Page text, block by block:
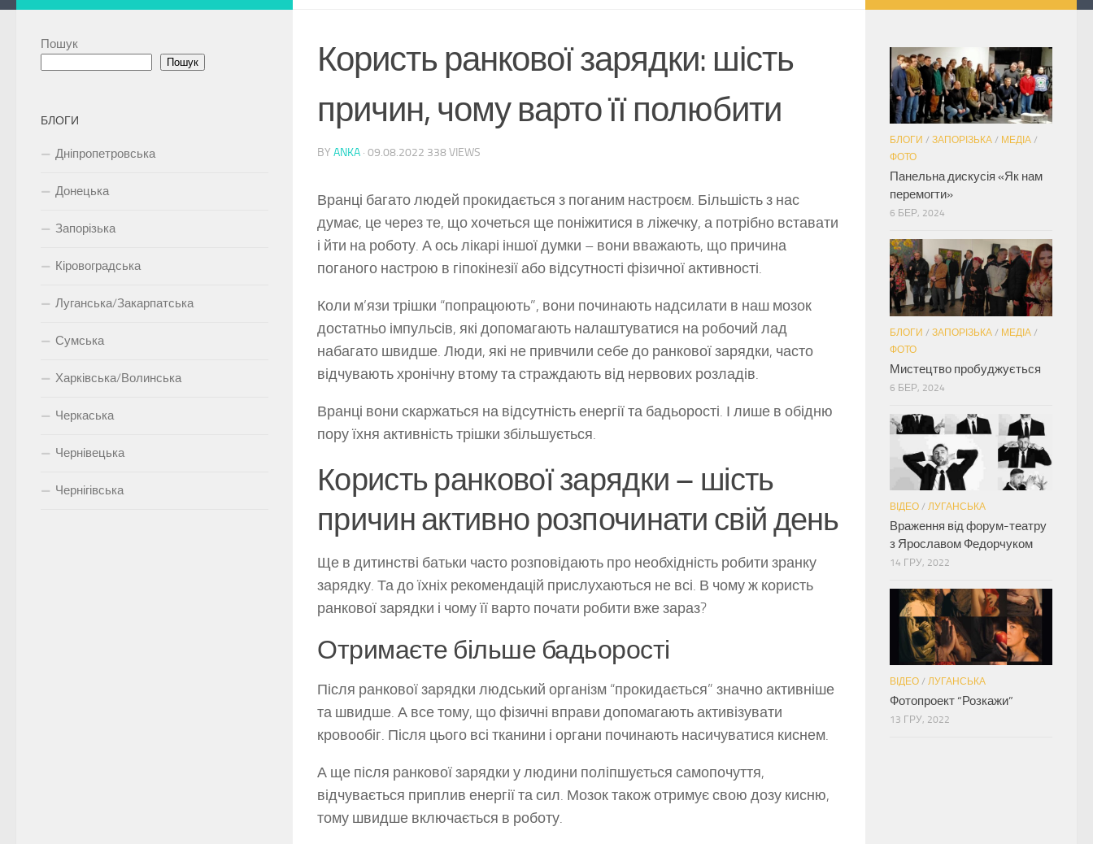
Користь ранкової зарядки: шість
причин, чому варто її полюбити
BY ANKA · 09.08.2022 338 VIEWS
Вранці багато людей прокидається з поганим настроєм. Більшість з нас
думає, це через те, що хочеться ще поніжитися в ліжечку, а потрібно вставати
і йти на роботу. А ось лікарі іншої думки – вони вважають, що причина
поганого настрою в гіпокінезії або відсутності фізичної активності.
Коли м’язи трішки “попрацюють”, вони починають надсилати в наш мозок
достатньо імпульсів, які допомагають налаштуватися на робочий лад
набагато швидше. Люди, які не привчили себе до ранкової зарядки, часто
відчувають хронічну втому та страждають від нервових розладів.
Вранці вони скаржаться на відсутність енергії та бадьорості. І лише в обідню
пору їхня активність трішки збільшується.
Користь ранкової зарядки – шість
причин активно розпочинати свій день
Ще в дитинстві батьки часто розповідають про необхідність робити зранку
зарядку. Та до їхніх рекомендацій прислухаються не всі. В чому ж користь
ранкової зарядки і чому її варто почати робити вже зараз?
Отримаєте більше бадьорості
Після ранкової зарядки людський організм “прокидається” значно активніше
та швидше. А все тому, що фізичні вправи допомагають активізувати
кровообіг. Після цього всі тканини і органи починають насичуватися киснем.
А ще після ранкової зарядки у людини поліпшується самопочуття,
відчувається приплив енергії та сил. Мозок також отримує свою дозу кисню,
тому швидше включається в роботу.
Пошук
Пошук
БЛОГИ
Дніпропетровська
Донецька
Запорізька
Кіровоградська
Луганська/Закарпатська
Сумська
Харківська/Волинська
Черкаська
Чернівецька
Чернігівська
БЛОГИ / ЗАПОРІЗЬКА / МЕДІА /
ФОТО
Панельна дискусія «Як нам
перемогти»
6 БЕР, 2024
БЛОГИ / ЗАПОРІЗЬКА / МЕДІА /
ФОТО
Мистецтво пробуджується
6 БЕР, 2024
ВІДЕО / ЛУГАНСЬКА
Враження від форум-театру
з Ярославом Федорчуком
14 ГРУ, 2022
ВІДЕО / ЛУГАНСЬКА
Фотопроект “Розкажи”
13 ГРУ, 2022